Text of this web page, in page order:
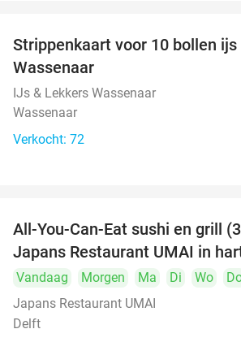
Strippenkaart voor 10 bollen
Wassenaar
IJs & Lekkers Wassenaar
Wassenaar
Verkocht: 72
All-You-Can-Eat sushi en grill
Japans Restaurant UMAI in
Vandaag Morgen Ma Di Wo
Japans Restaurant UMAI
Delft